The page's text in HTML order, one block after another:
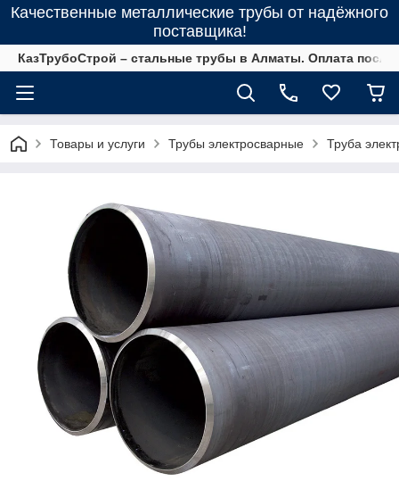
Качественные металлические трубы от надёжного
поставщика!
КазТрубоСтрой – стальные трубы в Алматы. Оплата
Товары и услуги Трубы электросварные Труба